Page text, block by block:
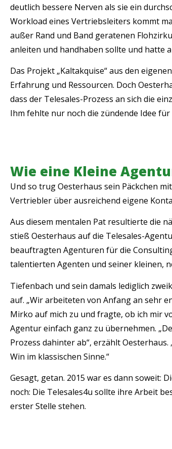
deutlich bessere Nerven als sie ein
Workload eines Vertriebsleiters kommt
außer Rand und Band geratenen
anleiten und handhaben sollte und hatte
Das Projekt „Kaltakquise“ aus den
Erfahrung und Ressourcen. Doch
dass der Telesales-Prozess an sich die
Ihm fehlte nur noch die zündende Idee
Wie eine Kleine
Und so trug Oesterhaus sein Päckchen
Vertriebler über ausreichend eigene
Aus diesem mentalen Pat resultierte die
stieß Oesterhaus auf die Telesales-
beauftragten Agenturen für die
talentierten Agenten und seiner kleinen,
Tiefenbach und sein damals lediglich
auf. „Wir arbeiteten von Anfang an sehr
Mirko auf mich zu und fragte, ob ich mir
Agentur einfach ganz zu übernehmen.
Prozess dahinter ab“, erzählt
Win im klassischen Sinne.“
Gesagt, getan. 2015 war es dann soweit:
noch: Die Telesales4u sollte ihre Arbeit
erster Stelle stehen.